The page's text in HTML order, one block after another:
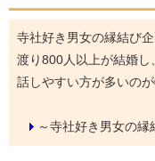
寺社好き男女の縁結び
渡り800人以上が結婚し
話しやすい方が多いのが
～寺社好き男女の